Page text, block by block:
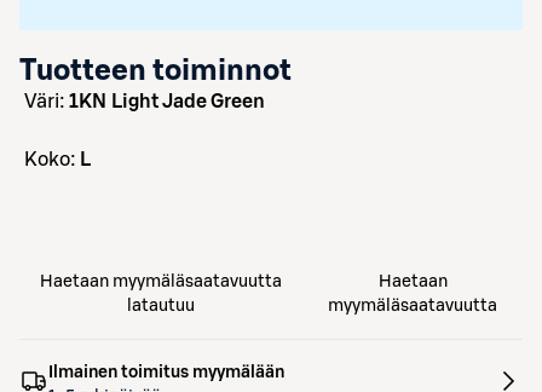
Tuotteen toiminnot
väri: 1KN Light Jade Green
koko: L
Haetaan myymäläsaatavuutta
latautuu
Haetaan
myymäläsaatavuutta
Ilmainen toimitus myymälään